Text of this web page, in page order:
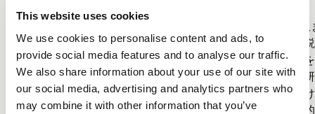
This website uses cookies
We use cookies to personalise content and ads, to
provide social media features and to analyse our traffic.
We also share information about your use of our site with
our social media, advertising and analytics partners who
may combine it with other information that you’ve
さらに、第4の基準に基づけば、著者はデータ収集から出版
で（そしてそれ以降も）、研究プロジェクト全体に対する
責任を共有します。つまり、共同研究者が独自に関連実験
ったり、原稿の簡単な部分しか書かなかったり、その人の
分野の専門知識がなくても、その人の研究について書かな
ばならなくなったとしても、いかなる誤りに対しても道義